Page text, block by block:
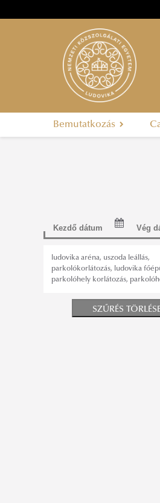
Bemutatkozás
ludovika aréna, uszoda leállás,
parkolókorlátozás, ludovika
parkolóhely korlátozás,
SZŰRÉS